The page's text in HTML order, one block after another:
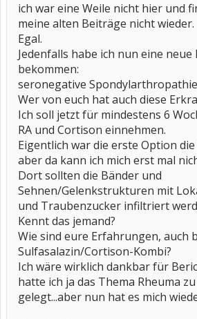
ich war eine Weile nicht hier und
meine alten Beiträge nicht wieder.
Egal.
Jedenfalls habe ich nun eine neue
bekommen:
seronegative Spondylarthropathie
Wer von euch hat auch diese
Ich soll jetzt für mindestens 6
RA und Cortison einnehmen.
Eigentlich war die erste Option
aber da kann ich mich erst mal
Dort sollten die Bänder und
Sehnen/Gelenkstrukturen mit
und Traubenzucker infiltriert
Kennt das jemand?
Wie sind eure Erfahrungen, auch
Sulfasalazin/Cortison-Kombi?
Ich wäre wirklich dankbar für
hatte ich ja das Thema Rheuma
gelegt...aber nun hat es mich